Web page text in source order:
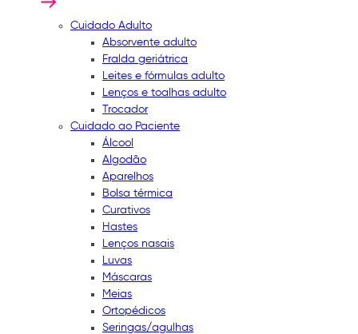
Cuidado Adulto
Absorvente adulto
Fralda geriátrica
Leites e fórmulas adulto
Lenços e toalhas adulto
Trocador
Cuidado ao Paciente
Álcool
Algodão
Aparelhos
Bolsa térmica
Curativos
Hastes
Lenços nasais
Luvas
Máscaras
Meias
Ortopédicos
Seringas/agulhas